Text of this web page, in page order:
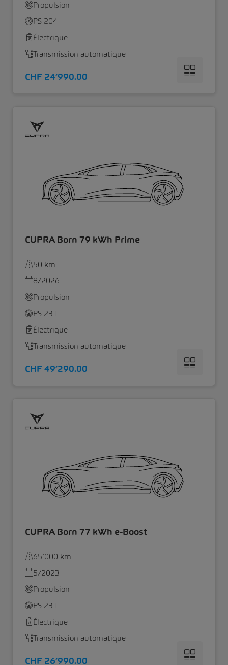
Propulsion
PS 204
Électrique
Transmission automatique
CHF 24’990.00
CUPRA Born 79 kWh Prime
50 km
8/2026
Propulsion
PS 231
Électrique
Transmission automatique
CHF 49’290.00
CUPRA Born 77 kWh e-Boost
65’000 km
5/2023
Propulsion
PS 231
Électrique
Transmission automatique
CHF 26’990.00